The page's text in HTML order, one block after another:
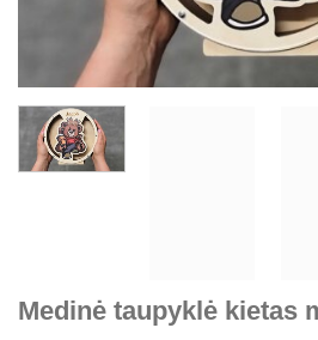
Medinė taupyklė kietas